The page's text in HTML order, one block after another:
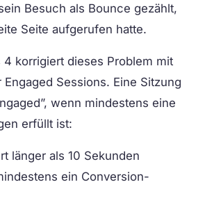
Besuch als Bounce gezählt,
Seite aufgerufen hatte.
4 korrigiert dieses Problem mit
Sessions. Eine Sitzung
wenn mindestens eine
erfüllt ist:
länger als 10 Sekunden
ein Conversion-